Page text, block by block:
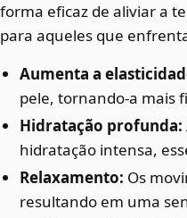
forma eficaz de aliviar a
para aqueles que
Aumenta a
pele, tornando-a mais
Hidratação profunda:
hidratação intensa,
Relaxamento: Os
resultando em uma